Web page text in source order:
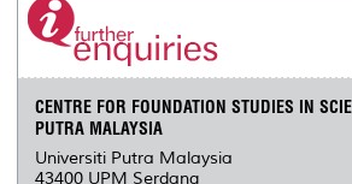
CENTRE FOR FOUNDATION STUDIES IN
PUTRA MALAYSIA
Universiti Putra Malaysia
43400 UPM Serdang